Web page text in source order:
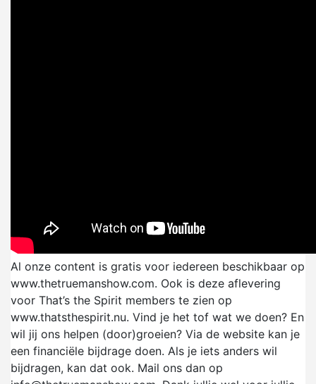
Al onze content is gratis voor iedereen beschikbaar op
www.thetruemanshow.com. Ook is deze aflevering
voor That’s the Spirit members te zien op
www.thatsthespirit.nu. Vind je het tof wat we doen? En
wil jij ons helpen (door)groeien? Via de website kan je
een financiële bijdrage doen. Als je iets anders wil
bijdragen, kan dat ook. Mail ons dan op